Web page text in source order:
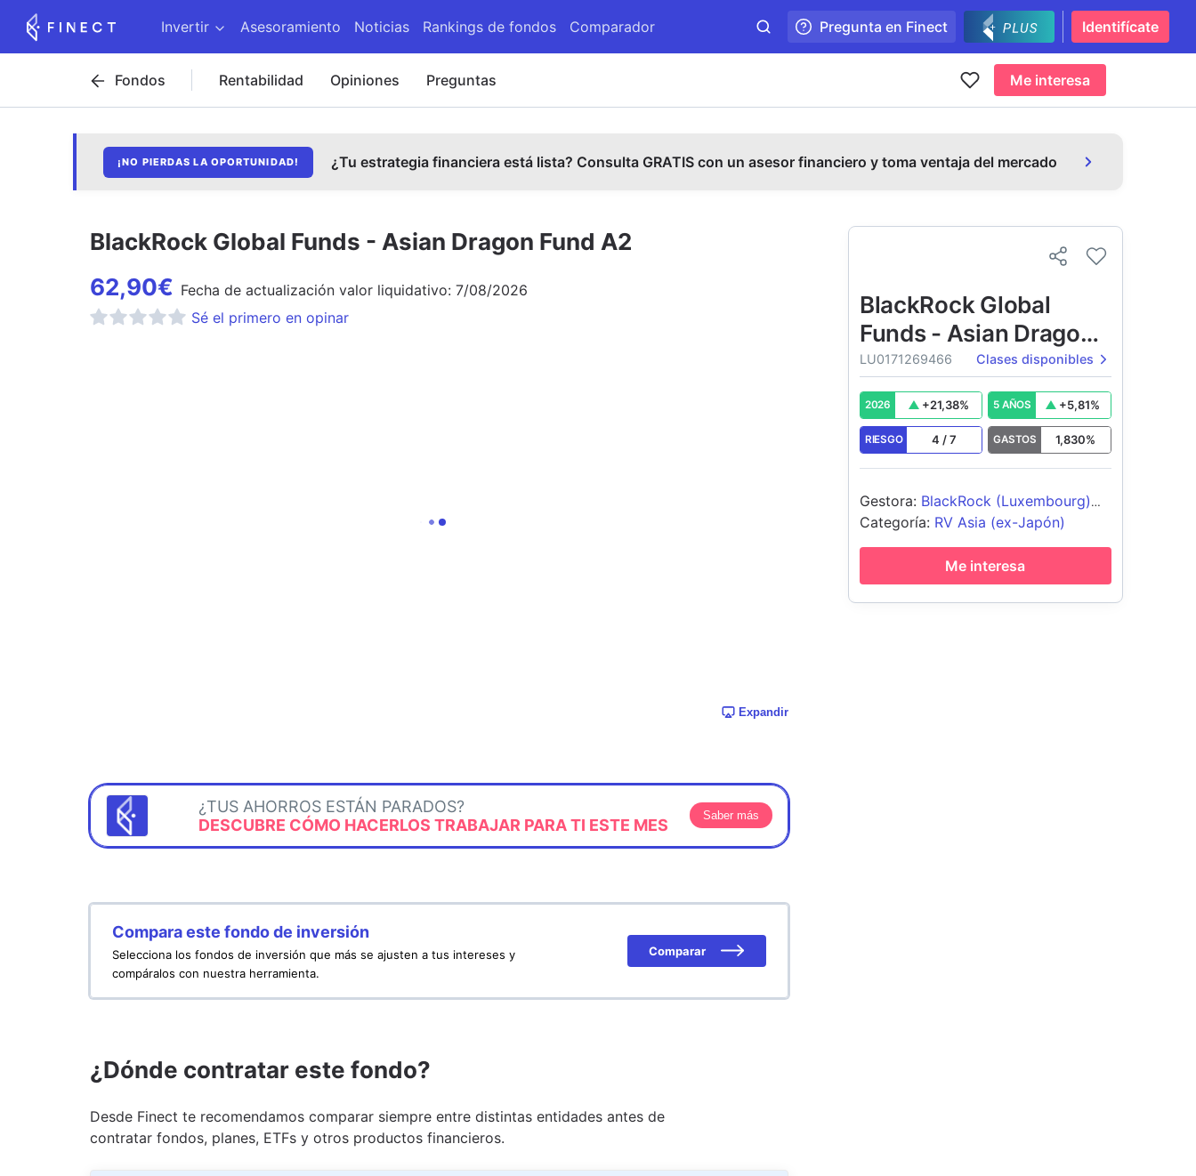
Invertir Asesoramiento Noticias Rankings de fondos Comparador Pregunta en Finect Identifícate
Fondos Rentabilidad Opiniones Preguntas Me interesa
¡NO PIERDAS LA OPORTUNIDAD! ¿Tu estrategia financiera está lista? Consulta GRATIS con un asesor financiero y toma ventaja del mercado
BlackRock Global Funds - Asian Dragon Fund A2
62,90€ Fecha de actualización valor liquidativo: 7/08/2026
Sé el primero en opinar
Expandir
¿TUS AHORROS ESTÁN PARADOS?
DESCUBRE CÓMO HACERLOS TRABAJAR PARA TI ESTE MES
Saber más
Compara este fondo de inversión
Selecciona los fondos de inversión que más se ajusten a tus intereses y
compáralos con nuestra herramienta.
Comparar
¿Dónde contratar este fondo?
Desde Finect te recomendamos comparar siempre entre distintas entidades antes de
contratar fondos, planes, ETFs y otros productos financieros.
BlackRock Global
Funds - Asian Dragon
Fund
LU0171269466 Clases disponibles
2026 +21,38% 5 AÑOS +5,81%
RIESGO 4 /7 GASTOS 1,830%
Gestora: BlackRock (Luxembourg)
SA
Categoría: RV Asia (ex-Japón)
Me interesa